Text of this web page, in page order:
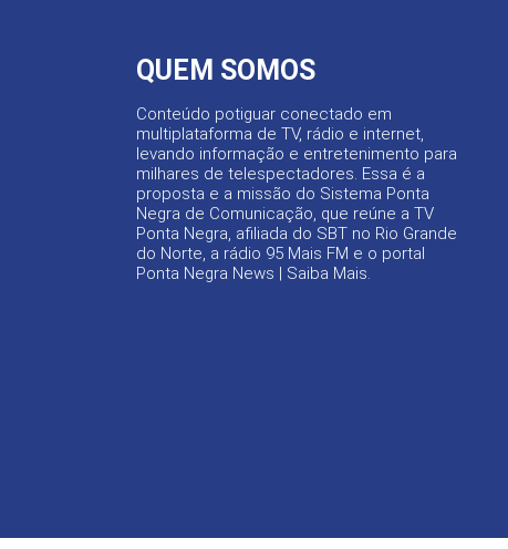
QUEM SOMOS
Conteúdo potiguar conectado em
multiplataforma de TV, rádio e internet,
levando informação e entretenimento para
milhares de telespectadores. Essa é a
proposta e a missão do Sistema Ponta
Negra de Comunicação, que reúne a TV
Ponta Negra, afiliada do SBT no Rio Grande
do Norte, a rádio 95 Mais FM e o portal
Ponta Negra News | Saiba Mais.